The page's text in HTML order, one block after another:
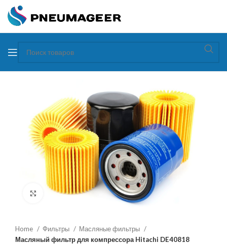
Увеличить
Home Фильтры
Масляные фильтры
Масляный фильтр для компрессора Hitachi DE40818